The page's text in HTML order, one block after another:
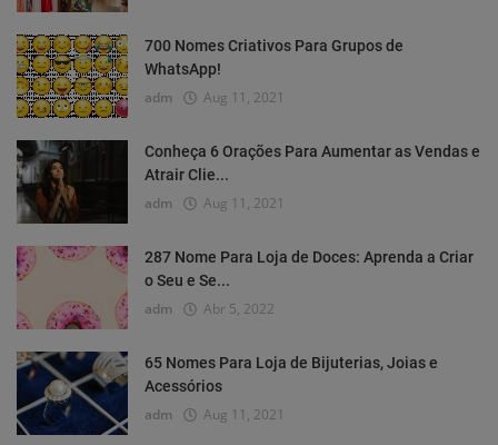
700 Nomes Criativos Para Grupos de
WhatsApp!
adm Aug 11, 2021
Conheça 6 Orações Para Aumentar as Vendas e
Atrair Clie...
adm Aug 11, 2021
287 Nome Para Loja de Doces: Aprenda a Criar
o Seu e Se...
adm Abr 5, 2022
65 Nomes Para Loja de Bijuterias, Joias e
Acessórios
adm Aug 11, 2021